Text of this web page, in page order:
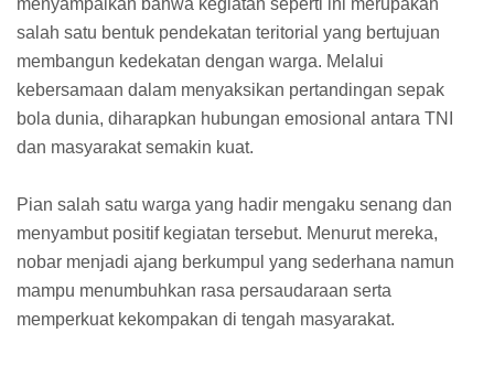
salah satu bentuk pendekatan teritorial yang bertujuan
membangun kedekatan dengan warga. Melalui
kebersamaan dalam menyaksikan pertandingan sepak
bola dunia, diharapkan hubungan emosional antara TNI
dan masyarakat semakin kuat.
Pian salah satu warga yang hadir mengaku senang dan
menyambut positif kegiatan tersebut. Menurut mereka,
nobar menjadi ajang berkumpul yang sederhana namun
mampu menumbuhkan rasa persaudaraan serta
memperkuat kekompakan di tengah masyarakat.